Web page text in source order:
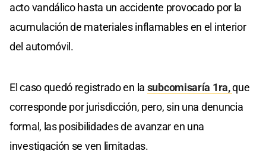
acto vandálico hasta un accidente provocado por la
acumulación de materiales inflamables en el interior
del automóvil.
El caso quedó registrado en la subcomisaría 1ra,que
corresponde por jurisdicción, pero, sin una denuncia
formal, las posibilidades de avanzar en una
investigación se ven limitadas.